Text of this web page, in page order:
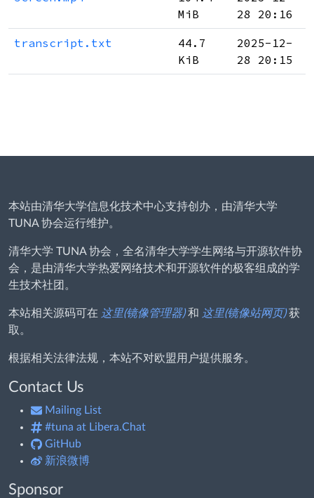
MiB
28 20:16
transcript.txt
44.7
KiB
2025-12-
28 20:15
本站由清华大学信息化技术中心支持创办，由清华大学
TUNA 协会运行维护。
清华大学 TUNA 协会，全名清华大学学生网络与开源软件协
会，是由清华大学热爱网络技术和开源软件的极客组成的学
生技术社团。
本站相关源码可在 这里(镜像管理器)和 这里(镜像站网页)获
取。
根据相关法律法规，本站不对欧盟用户提供服务。
Contact Us
Mailing List
#tuna at Libera.Chat
GitHub
新浪微博
Sponsor